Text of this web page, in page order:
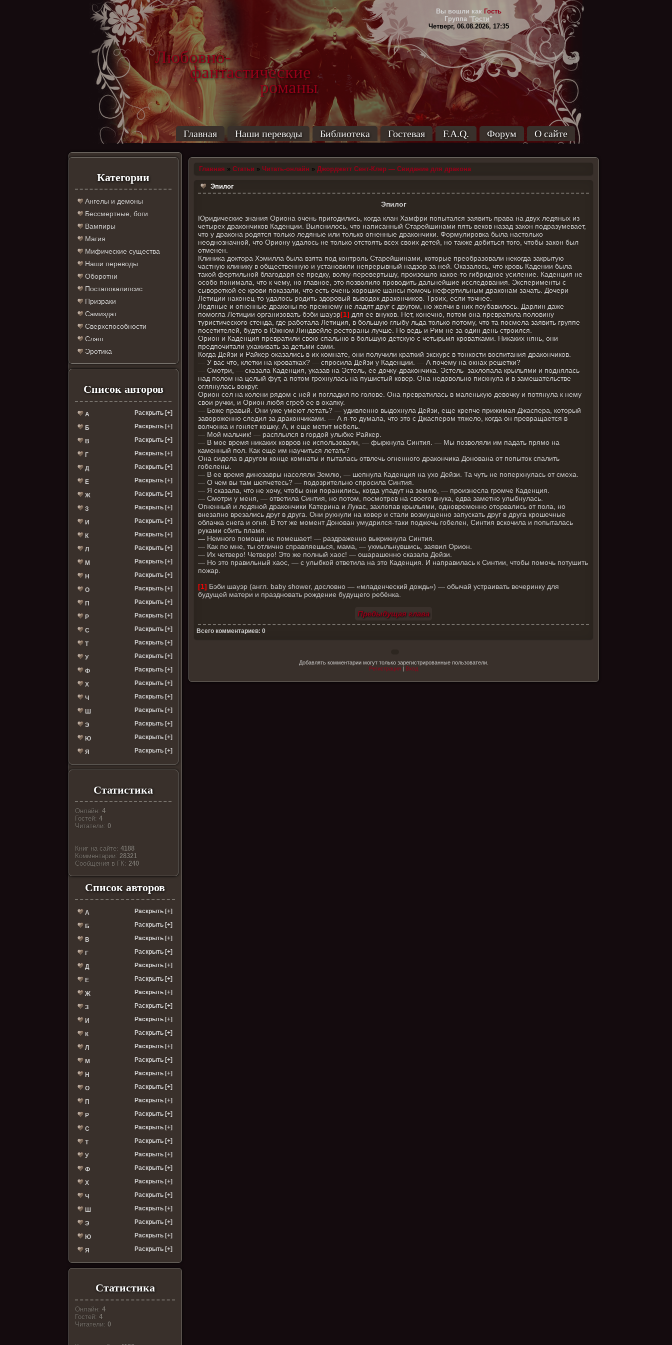
Любовно-
фантастические
романы
Вы вошли как Гость
Группа " Гости"
Четверг, 06.08.2026, 17:35
Главная Наши переводы Библиотека Гостевая F.A.Q. Форум О сайте
Категории
Ангелы и демоны
Бессмертные, боги
Вампиры
Магия
Мифические существа
Наши переводы
Оборотни
Постапокалипсис
Призраки
Самиздат
Сверхспособности
Слэш
Эротика
Список авторов
А Раскрыть [+]
Б Раскрыть [+]
В Раскрыть [+]
Г Раскрыть [+]
Д Раскрыть [+]
Е Раскрыть [+]
Ж Раскрыть [+]
З Раскрыть [+]
И Раскрыть [+]
К Раскрыть [+]
Л Раскрыть [+]
М Раскрыть [+]
Н Раскрыть [+]
О Раскрыть [+]
П Раскрыть [+]
Р Раскрыть [+]
С Раскрыть [+]
Т Раскрыть [+]
У Раскрыть [+]
Ф Раскрыть [+]
Х Раскрыть [+]
Ч Раскрыть [+]
Ш Раскрыть [+]
Э Раскрыть [+]
Ю Раскрыть [+]
Я Раскрыть [+]
Статистика
Онлайн: 4
Гостей: 4
Читатели: 0
Книг на сайте: 4188
Комментарии: 28321
Cообщения в ГК: 240
Список авторов
А Раскрыть [+]
Б Раскрыть [+]
В Раскрыть [+]
Г Раскрыть [+]
Д Раскрыть [+]
Е Раскрыть [+]
Ж Раскрыть [+]
З Раскрыть [+]
И Раскрыть [+]
К Раскрыть [+]
Л Раскрыть [+]
М Раскрыть [+]
Н Раскрыть [+]
О Раскрыть [+]
П Раскрыть [+]
Р Раскрыть [+]
С Раскрыть [+]
Т Раскрыть [+]
У Раскрыть [+]
Ф Раскрыть [+]
Х Раскрыть [+]
Ч Раскрыть [+]
Ш Раскрыть [+]
Э Раскрыть [+]
Ю Раскрыть [+]
Я Раскрыть [+]
Статистика
Онлайн: 4
Гостей: 4
Читатели: 0
Главная » Статьи » Читать-онлайн » Джорджетт Сент-Клер — Свидание для дракона
Эпилог
Эпилог
Юридические знания Ориона очень пригодились, когда клан Хамфри попытался заявить права на двух ледяных из
четырех дракончиков Каденции. Выяснилось, что написанный Старейшинами пять веков назад закон подразумевает,
что у дракона родятся только ледяные или только огненные дракончики. Формулировка была настолько
неоднозначной, что Ориону удалось не только отстоять всех своих детей, но также добиться того, чтобы закон был
отменен.
Клиника доктора Хэмилла была взята под контроль Старейшинами, которые преобразовали некогда закрытую
частную клинику в общественную и установили непрерывный надзор за ней. Оказалось, что кровь Кадении была
такой фертильной благодаря ее предку, волку-перевертышу, произошло какое-то гибридное усиление. Каденция не
особо понимала, что к чему, но главное, это позволило проводить дальнейшие исследования. Эксперименты с
сывороткой ее крови показали, что есть очень хорошие шансы помочь нефертильным драконам зачать. Дочери
Летиции наконец-то удалось родить здоровый выводок дракончиков. Троих, если точнее.
Ледяные и огненные драконы по-прежнему не ладят друг с другом, но желчи в них поубавилось. Дарлин даже
помогла Летиции организовать бэби шауэр[1] для ее внуков. Нет, конечно, потом она превратила половину
туристического стенда, где работала Летиция, в большую глыбу льда только потому, что та посмела заявить группе
посетителей, будто в Южном Линдвейле рестораны лучше. Но ведь и Рим не за один день строился.
Орион и Каденция превратили свою спальню в большую детскую с четырьмя кроватками. Никаких нянь, они
предпочитали ухаживать за детьми сами.
Когда Дейзи и Райкер оказались в их комнате, они получили краткий экскурс в тонкости воспитания дракончиков.
— У вас что, клетки на кроватках? — спросила Дейзи у Каденции. — А почему на окнах решетки?
— Смотри, — сказала Каденция, указав на Эстель, ее дочку-дракончика. Эстель захлопала крыльями и поднялась
над полом на целый фут, а потом грохнулась на пушистый ковер. Она недовольно пискнула и в замешательстве
оглянулась вокруг.
Орион сел на колени рядом с ней и погладил по голове. Она превратилась в маленькую девочку и потянула к нему
свои ручки, и Орион любя сгреб ее в охапку.
— Боже правый. Они уже умеют летать? — удивленно выдохнула Дейзи, еще крепче прижимая Джаспера, который
завороженно следил за дракончиками. — А я-то думала, что это с Джаспером тяжело, когда он превращается в
волчонка и гоняет кошку. А, и еще метит мебель.
— Мой мальчик! — расплылся в гордой улыбке Райкер.
— В мое время никаких ковров не использовали, — фыркнула Синтия. — Мы позволяли им падать прямо на
каменный пол. Как еще им научиться летать?
Она сидела в другом конце комнаты и пыталась отвлечь огненного дракончика Донована от попыток спалить
гобелены.
— В ее время динозавры населяли Землю, — шепнула Каденция на ухо Дейзи. Та чуть не поперхнулась от смеха.
— О чем вы там шепчетесь? — подозрительно спросила Синтия.
— Я сказала, что не хочу, чтобы они поранились, когда упадут на землю, — произнесла громче Каденция.
— Смотри у меня, — ответила Синтия, но потом, посмотрев на своего внука, едва заметно улыбнулась.
Огненный и ледяной дракончики Катерина и Лукас, захлопав крыльями, одновременно оторвались от пола, но
внезапно врезались друг в друга. Они рухнули на ковер и стали возмущенно запускать друг в друга крошечные
облачка снега и огня. В тот же момент Донован умудрился-таки поджечь гобелен, Синтия вскочила и попыталась
руками сбить пламя.
— Немного помощи не помешает! — раздраженно выкрикнула Синтия.
— Как по мне, ты отлично справляешься, мама, — ухмыльнувшись, заявил Орион.
— Их четверо! Четверо! Это же полный хаос! — ошарашенно сказала Дейзи.
— Но это правильный хаос, — с улыбкой ответила на это Каденция. И направилась к Синтии, чтобы помочь потушить
пожар.
[1] Бэби шауэр (англ. baby shower, дословно — «младенческий дождь») — обычай устраивать вечеринку для
будущей матери и праздновать рождение будущего ребёнка.
Предыдущая глава
Всего комментариев: 0
Добавлять комментарии могут только зарегистрированные пользователи.
Регистрация | Вход